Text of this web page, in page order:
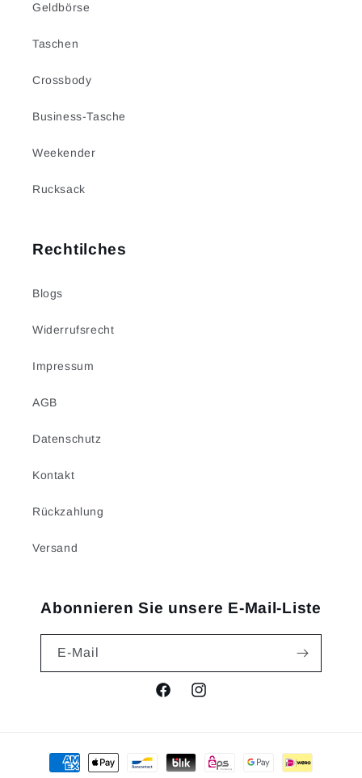
Geldbörse
Taschen
Crossbody
Business-Tasche
Weekender
Rucksack
Rechtilches
Blogs
Widerrufsrecht
Impressum
AGB
Datenschutz
Kontakt
Rückzahlung
Versand
Abonnieren Sie unsere E-Mail-Liste
E-Mail
FacebookInstagram
Zahlungsmethoden